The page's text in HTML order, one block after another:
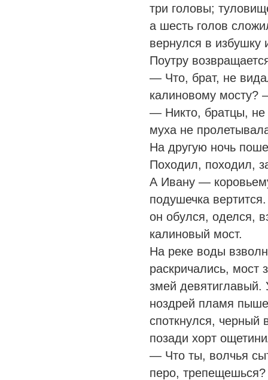
три головы;
а шесть голов
вернулся в избушку
Поутру
— Что, брат, не
калиновому мосту?
— Никто, братцы,
муха не
На другую ночь
Походил, походил,
А Ивану —
подушечка
он обулся, оделся,
калиновый мост.
На реке воды
раскричались, мост
змей
ноздрей пламя
споткнулся, черный
позади хорт
— Что ты, волчья
перо,